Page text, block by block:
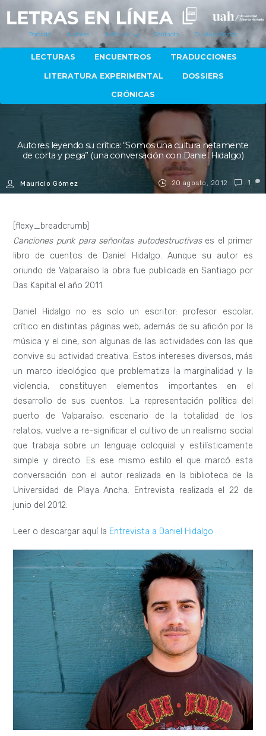
Portada Autores Artículos Contacto Quiénes Somos
LECTURAS ENCUENTROS TRADUCCIONES
LITERATURA EXPERIMENTAL DOSSIERS
CRÓNICAS
20 agosto, 2012
Autores leyendo su crítica: “Somos una cultura netamente
de corta y pega” (una conversación con Daniel Hidalgo)
Mauricio Gómez 1
[flexy_breadcrumb]
Canciones punk para señoritas autodestructivases el primer
libro de cuentos de Daniel Hidalgo. Aunque su autor es
oriundo de Valparaíso la obra fue publicada en Santiago por
Das Kapital el año 2011.
Daniel Hidalgo no es solo un escritor: profesor escolar,
crítico en distintas páginas web, además de su afición por la
música y el cine, son algunas de las actividades con las que
convive su actividad creativa. Estos intereses diversos, más
un marco ideológico que problematiza la marginalidad y la
violencia, constituyen elementos importantes en el
desarrollo de sus cuentos. La representación política del
puerto de Valparaíso, escenario de la totalidad de los
relatos, vuelve a re-significar el cultivo de un realismo social
que trabaja sobre un lenguaje coloquial y estilísticamente
simple y directo. Es ese mismo estilo el que marcó esta
conversación con el autor realizada en la biblioteca de la
Universidad de Playa Ancha. Entrevista realizada el 22 de
junio del 2012.
Leer o descargar aquí la Entrevista a Daniel Hidalgo